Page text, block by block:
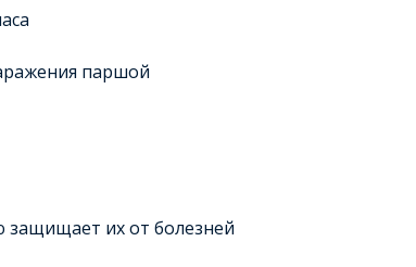
паршой
защищает их от болезней